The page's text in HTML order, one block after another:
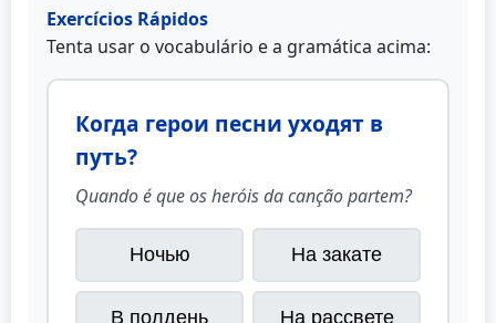
Exercícios Rápidos
Tenta usar o vocabulário e a gramática acima:
Когда герои песни уходят в
путь?
Quando é que os heróis da canção partem?
Ночью На закате
В полдень На рассвете